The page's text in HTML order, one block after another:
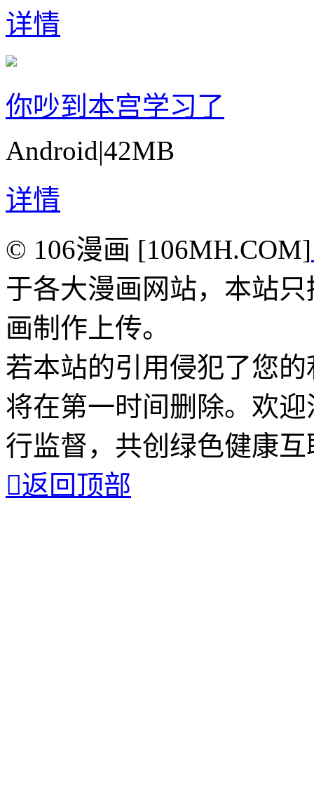
详情
你吵到本宫学习了
Android|42MB
详情
© 106漫画 [106MH.COM]
于各大漫画网站，本站
画制作上传。
若本站的引用侵犯了您
将在第一时间删除。欢
行监督，共创绿色健康互
返回顶部